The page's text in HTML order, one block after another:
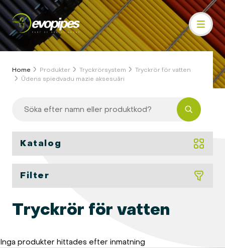
Home Produkter Tryckrörsystem
Tryckrör för vatten
Ūdens spiedvadu mazie aksesuāri
Katalog
Filter
Tryckrör för vatten
Inga produkter hittades efter inmatning